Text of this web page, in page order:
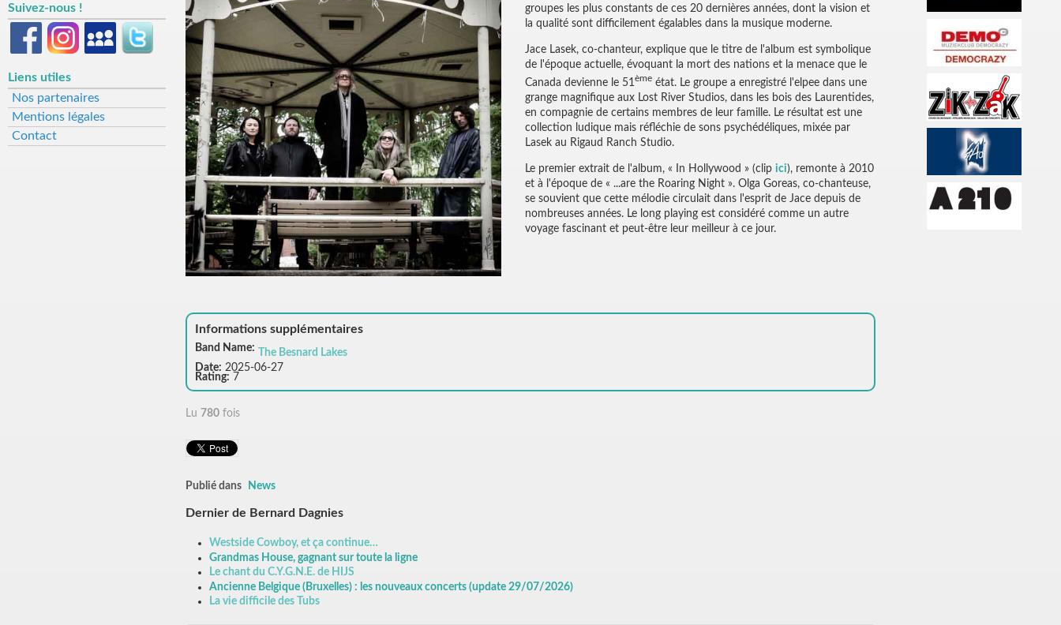
Suivez-nous !
Liens utiles
Nos partenaires
Mentions légales
Contact
groupes les plus constants de ces 20 dernières années, dont la vision et
la qualité sont difficilement égalables dans la musique moderne.
Jace Lasek, co-chanteur, explique que le titre de l'album est symbolique
de l'époque actuelle, évoquant la mort des nations et la menace que le
Canada devienne le 51 ème état. Le groupe a enregistré l'elpee dans une
grange magnifique aux Lost River Studios, dans les bois des Laurentides,
en compagnie de certains membres de leur famille. Le résultat est une
collection ludique mais réfléchie de sons psychédéliques, mixée par
Lasek au Rigaud Ranch Studio.
Le premier extrait de l'album, « In Hollywood » (clip ici), remonte à 2010
et à l'époque de « ...are the Roaring Night ». Olga Goreas, co-chanteuse,
se souvient que cette mélodie circulait dans l'esprit de Jace depuis de
nombreuses années. Le long playing est considéré comme un autre
voyage fascinant et peut-être leur meilleur à ce jour.
Informations supplémentaires
Band Name: The Besnard Lakes
Date: 2025-06-27
Rating: 7
Lu 780 fois
Publié dans News
Dernier de Bernard Dagnies
Westside Cowboy, et ça continue…
Grandmas House, gagnant sur toute la ligne
Le chant du C.Y.G.N.E. de HIJS
Ancienne Belgique (Bruxelles) : les nouveaux concerts (update 29/07/2026)
La vie difficile des Tubs